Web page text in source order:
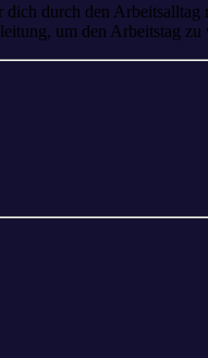
durch den Arbeitsalltag
um den Arbeitstag